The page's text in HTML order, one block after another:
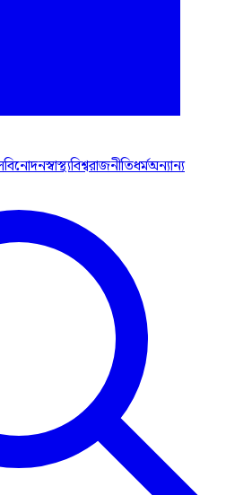
বিনোদনস্বাস্থ্যবিশ্বরাজনীতিধর্মঅন্যান্য